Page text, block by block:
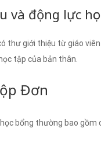
và động lực
thư giới thiệu từ giáo
tập của bản thân.
Đơn
bổng thường bao gồm